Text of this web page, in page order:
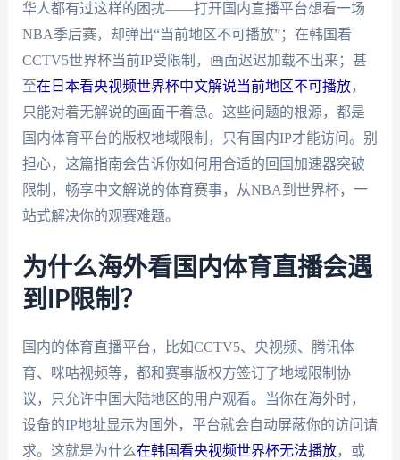
华人都有过这样的困扰——打开国内直播平台想看一场
NBA季后赛，却弹出“当前地区不可播放”；在韩国看
CCTV5世界杯当前IP受限制，画面迟迟加载不出来；甚
至在日本看央视频世界杯中文解说当前地区不可播放，
只能对着无解说的画面干着急。这些问题的根源，都是
国内体育平台的版权地域限制，只有国内IP才能访问。别
担心，这篇指南会告诉你如何用合适的回国加速器突破
限制，畅享中文解说的体育赛事，从NBA到世界杯，一
站式解决你的观赛难题。
为什么海外看国内体育直播会遇
到IP限制？
国内的体育直播平台，比如CCTV5、央视频、腾讯体
育、咪咕视频等，都和赛事版权方签订了地域限制协
议，只允许中国大陆地区的用户观看。当你在海外时，
设备的IP地址显示为国外，平台就会自动屏蔽你的访问请
求。这就是为什么在韩国看央视频世界杯无法播放，或